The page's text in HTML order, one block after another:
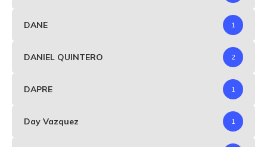
DANE 1
DANIEL QUINTERO 2
DAPRE 1
Day Vazquez 1